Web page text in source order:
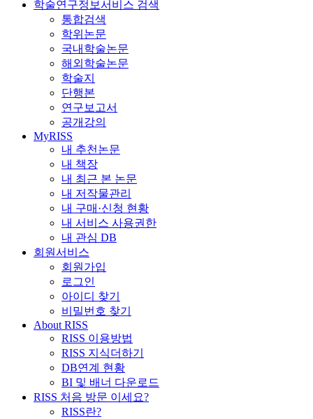
학술연구정보서비스 검색
통합검색
학위논문
국내학술논문
해외학술논문
학술지
단행본
연구보고서
공개강의
MyRISS
내 추천논문
내 책장
내 최근 본 논문
내 저작물관리
내 구매·신청 현황
내 서비스 사용권한
내 관심 DB
회원서비스
회원가입
로그인
아이디 찾기
비밀번호 찾기
About RISS
RISS 이용방법
RISS 지식더하기
DB연계 현황
BI 및 배너 다운로드
RISS 처음 방문 이세요?
RISS란?